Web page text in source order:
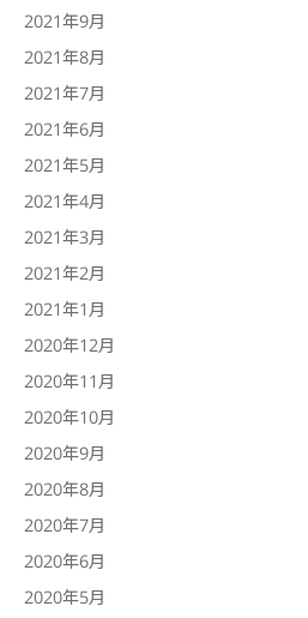
2021年9月
2021年8月
2021年7月
2021年6月
2021年5月
2021年4月
2021年3月
2021年2月
2021年1月
2020年12月
2020年11月
2020年10月
2020年9月
2020年8月
2020年7月
2020年6月
2020年5月